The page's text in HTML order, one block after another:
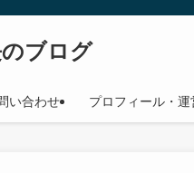
ブログ
い合わせ プロフィール・運